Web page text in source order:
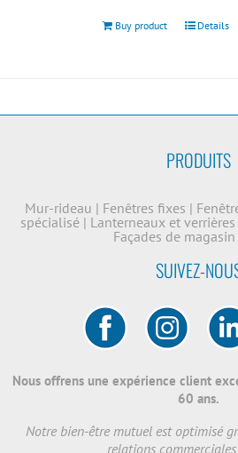
Buy product Details
PRODUITS
Mur-rideau | Fenêtres fixes |
spécialisé | Lanterneaux et verrières
Façades de magasin
SUIVEZ-
Nous offrens une expérience client
60 ans.
Notre bien-être mutuel est optimisé
relations